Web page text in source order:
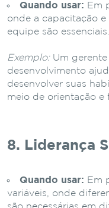
Quando usar: Em
onde a capacitação
equipe são essenciais.
Exemplo:Um gerente
desenvolvimento
desenvolver suas
meio de orientação e
8. Liderança
Quando usar: Em
variáveis, onde